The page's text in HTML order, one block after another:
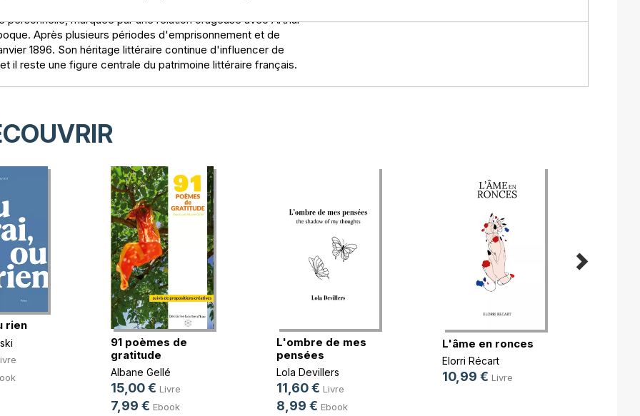
marquée par une relation orageuse avec Arthur
Après plusieurs périodes d'emprisonnement et de
1896. Son héritage littéraire continue d'influencer de
il reste une figure centrale du patrimoine littéraire français.
rien
91 poèmes de
gratitude
Albane Gellé
15,00 € Livre
7,99 € Ebook
L'ombre de mes
pensées
Lola Devillers
11,60 € Livre
8,99 € Ebook
L'âme en ronces
Elorri Récart
10,99 € Livre